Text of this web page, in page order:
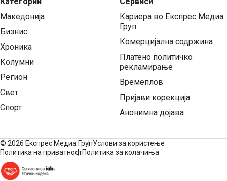
Македонија
Бизнис
Хроника
Колумни
Регион
Свет
Спорт
Кариера во Експрес Медиа
Груп
Комерцијална содржина
Платено политичко
рекламирање
Времеплов
Пријави корекција
Анонимна дојава
© 2026 Експрес Медиа ГрупУслови за користење
Политика на приватностПолитика за колачиња